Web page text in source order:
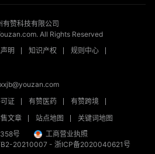
有赞科技有限公司
All Rights Reserved
明 知识产权
规则中心
证 有赞医药
有赞跨境
文章 站点地图
关键词地图
号
工商营业执照
B2-20210007 - 浙ICP备2020040621号